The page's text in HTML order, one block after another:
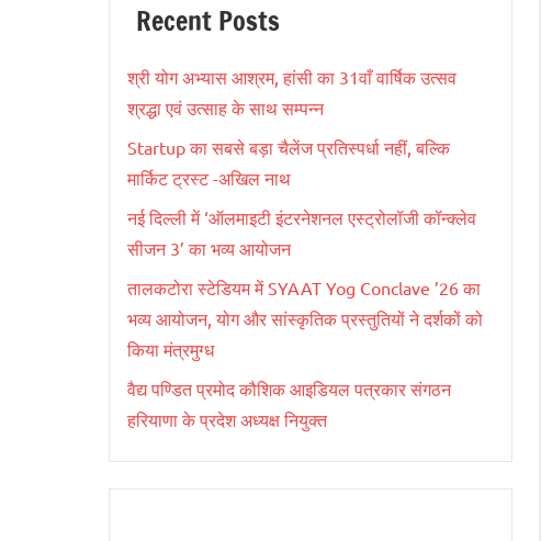
Recent Posts
श्री योग अभ्यास आश्रम, हांसी का 31वाँ वार्षिक उत्सव
श्रद्धा एवं उत्साह के साथ सम्पन्न
Startup का सबसे बड़ा चैलेंज प्रतिस्पर्धा नहीं, बल्कि
मार्किट ट्रस्ट -अखिल नाथ
नई दिल्ली में ‘ऑलमाइटी इंटरनेशनल एस्ट्रोलॉजी कॉन्क्लेव
सीजन 3’ का भव्य आयोजन
तालकटोरा स्टेडियम में SYAAT Yog Conclave ’26 का
भव्य आयोजन, योग और सांस्कृतिक प्रस्तुतियों ने दर्शकों को
किया मंत्रमुग्ध
वैद्य पण्डित प्रमोद कौशिक आइडियल पत्रकार संगठन
हरियाणा के प्रदेश अध्यक्ष नियुक्त